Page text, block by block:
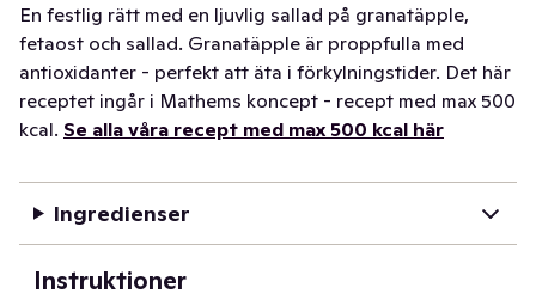
En festlig rätt med en ljuvlig sallad på granatäpple,
fetaost och sallad. Granatäpple är proppfulla med
antioxidanter - perfekt att äta i förkylningstider. Det här
receptet ingår i Mathems koncept - recept med max 500
kcal. Se alla våra recept med max 500 kcal här
Ingredienser
Instruktioner